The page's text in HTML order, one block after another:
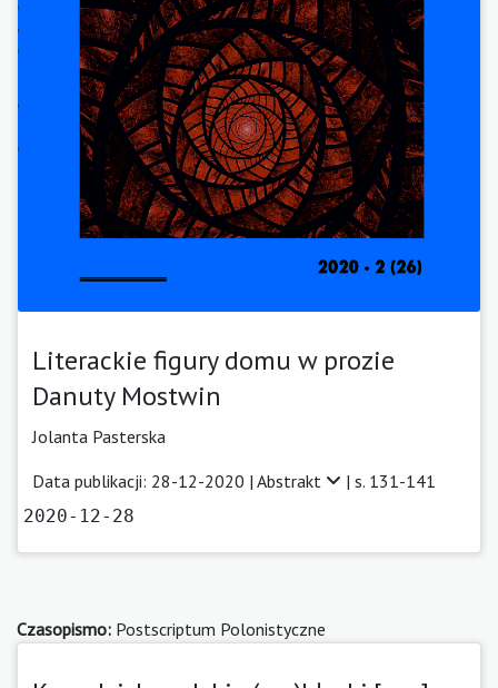
Literackie figury domu w prozie
Danuty Mostwin
Jolanta Pasterska
Data publikacji: 28-12-2020 | Abstrakt | s. 131-141
2020-12-28
Czasopismo: Postscriptum Polonistyczne